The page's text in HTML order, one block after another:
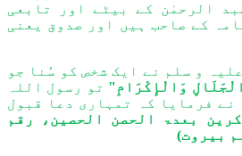
الرحمٰن کے بیٹے اور تابعی
کے صاحب ہیں اور صدوق یعنی
و سلم نے ایک شخص کو سُنا جو
وَالْإِکْرَامِ" تو رسول اللہ
نے فرمایا کہ تمہاری دعا قبول
بعدۃ الحصن الحصين، رقم